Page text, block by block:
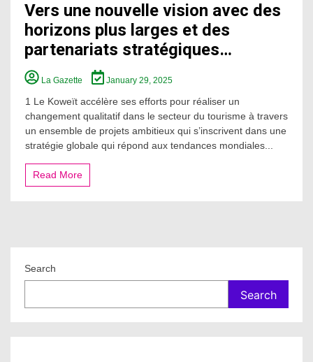
Vers une nouvelle vision avec des
horizons plus larges et des
partenariats stratégiques…
La Gazette January 29, 2025
1 Le Koweït accélère ses efforts pour réaliser un
changement qualitatif dans le secteur du tourisme à travers
un ensemble de projets ambitieux qui s’inscrivent dans une
stratégie globale qui répond aux tendances mondiales...
Read More
Search
Search